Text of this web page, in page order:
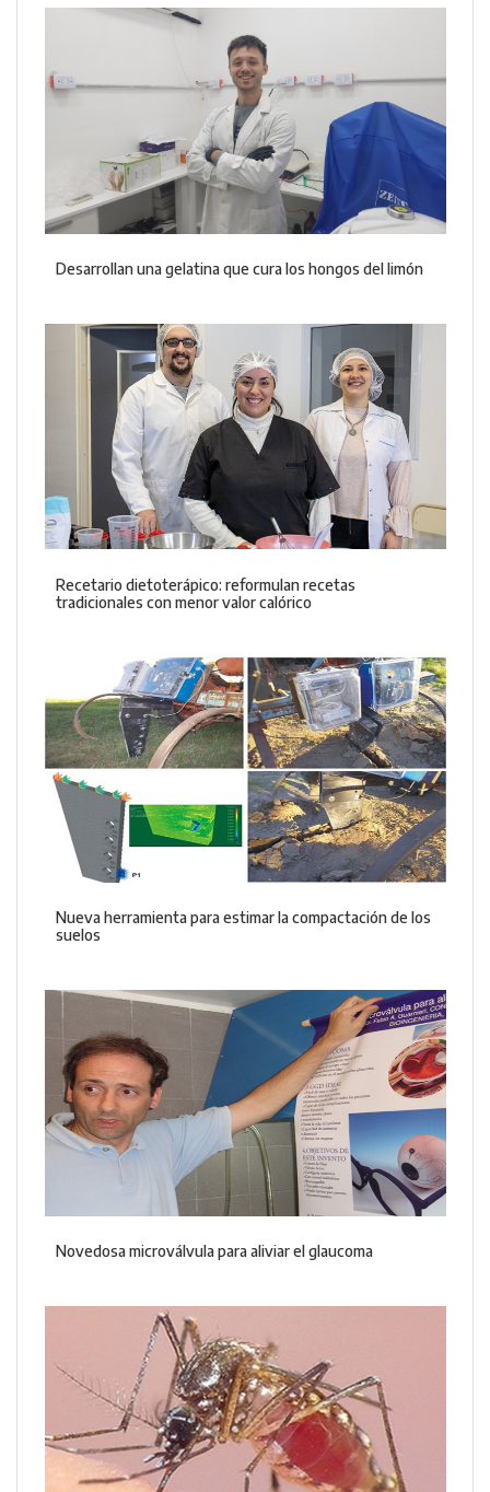
Desarrollan una gelatina que cura los hongos del limón
Recetario dietoterápico: reformulan recetas
tradicionales con menor valor calórico
Nueva herramienta para estimar la compactación de los
suelos
Novedosa microválvula para aliviar el glaucoma